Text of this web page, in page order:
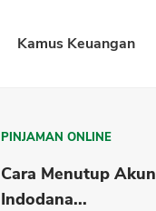
Kamus Keuangan
PINJAMAN ONLINE
Cara Menutup Akun
Indodana...